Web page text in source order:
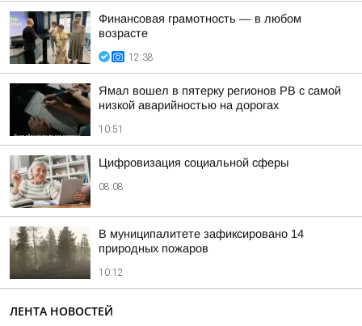
Финансовая грамотность — в любом
возрасте
12:38
Ямал вошел в пятерку регионов РВ с самой
низкой аварийностью на дорогах
10:51
Цифровизация социальной сферы
08:08
В муниципалитете зафиксировано 14
природных пожаров
10:12
ЛЕНТА НОВОСТЕЙ